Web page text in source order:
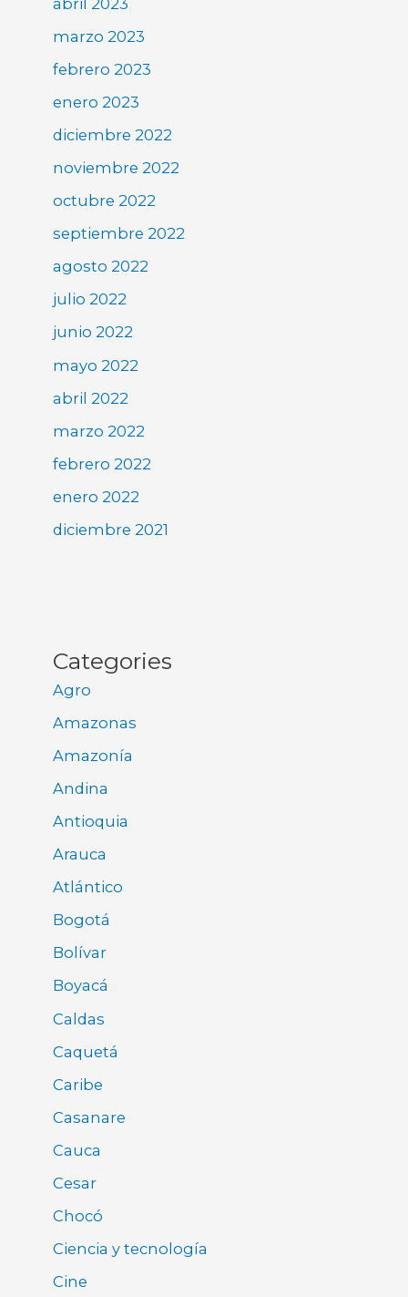
marzo 2023
febrero 2023
enero 2023
diciembre 2022
noviembre 2022
octubre 2022
septiembre 2022
agosto 2022
julio 2022
junio 2022
mayo 2022
abril 2022
marzo 2022
febrero 2022
enero 2022
diciembre 2021
Categories
Agro
Amazonas
Amazonía
Andina
Antioquia
Arauca
Atlántico
Bogotá
Bolívar
Boyacá
Caldas
Caquetá
Caribe
Casanare
Cauca
Cesar
Chocó
Ciencia y tecnología
Cine